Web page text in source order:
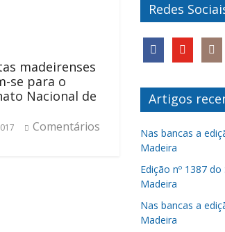
madeirenses
se para o
Nacional de
Comentários
Redes
Artigos
Nas bancas a
Madeira
Edição nº 1387
Madeira
Nas bancas a
Madeira